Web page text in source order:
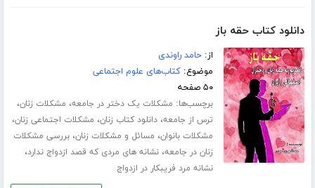
دانلود کتاب حقه باز
از:حامد راوندی
موضوع:کتاب‌های علوم اجتماعی
۵۰ صفحه
برچسب‌ها: مشکلات یک دختر در جامعه، مشکلات زنان،
ترس از جامعه،دانلود کتاب زنان، مشکلات اجتماعی زنان،
مشکلات بانوان، مسائل و مشکلات زنان،بررسی مشکلات
زنان در جامعه،نشانه های مردی که قصد ازدواج ندارد،
نشانه مرد فریبکار در ازدواج